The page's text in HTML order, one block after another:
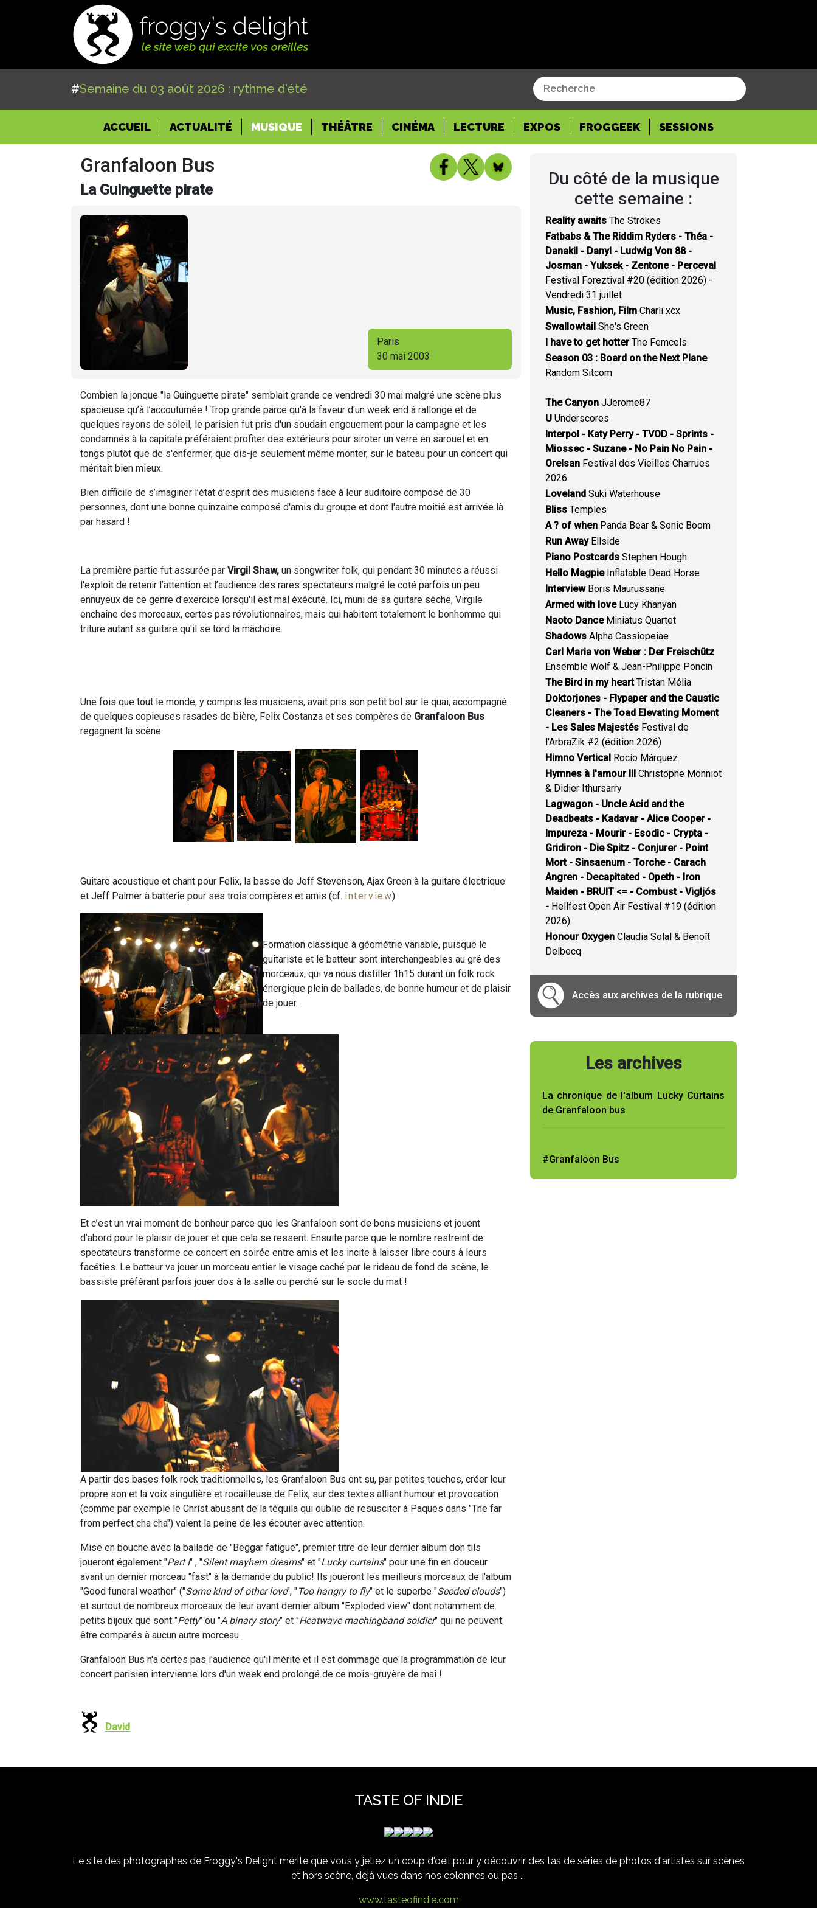
#Semaine du 03 août 2026 : rythme d'été
ACCUEIL(CURRENT)
ACTUALITÉ MUSIQUE THÉÂTRE CINÉMA LECTURE EXPOS FROGGEEK SESSIONS
Granfaloon Bus
La Guinguette pirate
Paris
30 mai 2003
Combien la jonque "la Guinguette pirate" semblait grande ce vendredi 30 mai malgré une scène plus
spacieuse qu’à l’accoutumée ! Trop grande parce qu'à la faveur d'un week end à rallonge et de
quelques rayons de soleil, le parisien fut pris d'un soudain engouement pour la campagne et les
condamnés à la capitale préféraient profiter des extérieurs pour siroter un verre en sarouel et en
tongs plutôt que de s'enfermer, que dis-je seulement même monter, sur le bateau pour un concert qui
méritait bien mieux.
Bien difficile de s’imaginer l’état d’esprit des musiciens face à leur auditoire composé de 30
personnes, dont une bonne quinzaine composé d'amis du groupe et dont l'autre moitié est arrivée là
par hasard !
La première partie fut assurée par Virgil Shaw, un songwriter folk, qui pendant 30 minutes a réussi
l'exploit de retenir l’attention et l’audience des rares spectateurs malgré le coté parfois un peu
ennuyeux de ce genre d'exercice lorsqu'il est mal éxécuté. Ici, muni de sa guitare sèche, Virgile
enchaîne des morceaux, certes pas révolutionnaires, mais qui habitent totalement le bonhomme qui
triture autant sa guitare qu'il se tord la mâchoire.
Une fois que tout le monde, y compris les musiciens, avait pris son petit bol sur le quai, accompagné
de quelques copieuses rasades de bière, Felix Costanza et ses compères de Granfaloon Bus
regagnent la scène.
Guitare acoustique et chant pour Felix, la basse de Jeff Stevenson, Ajax Green à la guitare électrique
et Jeff Palmer à batterie pour ses trois compères et amis (cf. interview).
Formation classique à géométrie variable, puisque le
guitariste et le batteur sont interchangeables au gré des
morceaux, qui va nous distiller 1h15 durant un folk rock
énergique plein de ballades, de bonne humeur et de plaisir
de jouer.
Et c’est un vrai moment de bonheur parce que les Granfaloon sont de bons musiciens et jouent
d’abord pour le plaisir de jouer et que cela se ressent. Ensuite parce que le nombre restreint de
spectateurs transforme ce concert en soirée entre amis et les incite à laisser libre cours à leurs
facéties. Le batteur va jouer un morceau entier le visage caché par le rideau de fond de scène, le
bassiste préférant parfois jouer dos à la salle ou perché sur le socle du mat !
A partir des bases folk rock traditionnelles, les Granfaloon Bus ont su, par petites touches, créer leur
propre son et la voix singulière et rocailleuse de Felix, sur des textes alliant humour et provocation
(comme par exemple le Christ abusant de la téquila qui oublie de resusciter à Paques dans "The far
from perfect cha cha") valent la peine de les écouter avec attention.
Mise en bouche avec la ballade de "Beggar fatigue", premier titre de leur dernier album don tils
joueront également "Part I" , "Silent mayhem dreams" et "Lucky curtains" pour une fin en douceur
avant un dernier morceau "fast" à la demande du public! Ils joueront les meilleurs morceaux de l'album
"Good funeral weather" ("Some kind of other love", "Too hangry to fly" et le superbe "Seeded clouds")
et surtout de nombreux morceaux de leur avant dernier album "Exploded view" dont notamment de
petits bijoux que sont "Petty" ou "A binary story" et "Heatwave machingband soldier" qui ne peuvent
être comparés à aucun autre morceau.
Granfaloon Bus n'a certes pas l'audience qu'il mérite et il est dommage que la programmation de leur
concert parisien intervienne lors d'un week end prolongé de ce mois-gruyère de mai !
David
Du côté de la musique
cette semaine :
Reality awaits The Strokes
Fatbabs & The Riddim Ryders - Théa -
Danakil - Danyl - Ludwig Von 88 -
Josman - Yuksek - Zentone - Perceval
Festival Foreztival #20 (édition 2026) -
Vendredi 31 juillet
Music, Fashion, Film Charli xcx
Swallowtail She's Green
I have to get hotterThe Femcels
Season 03 : Board on the Next Plane
Random Sitcom
The Canyon JJerome87
U Underscores
Interpol - Katy Perry - TVOD - Sprints -
Miossec - Suzane - No Pain No Pain -
Orelsan Festival des Vieilles Charrues
2026
Loveland Suki Waterhouse
Bliss Temples
A ? of when Panda Bear & Sonic Boom
Run AwayEllside
Piano Postcards Stephen Hough
Hello MagpieInflatable Dead Horse
InterviewBoris Maurussane
Armed with loveLucy Khanyan
Naoto DanceMiniatus Quartet
Shadows Alpha Cassiopeiae
Carl Maria von Weber : Der Freischütz
Ensemble Wolf & Jean-Philippe Poncin
The Bird in my heartTristan Mélia
Doktorjones - Flypaper and the Caustic
Cleaners - The Toad Elevating Moment
- Les Sales Majestés Festival de
l'ArbraZik #2 (édition 2026)
Himno Vertical Rocío Márquez
Hymnes à l'amour III Christophe Monniot
& Didier Ithursarry
Lagwagon - Uncle Acid and the
Deadbeats - Kadavar - Alice Cooper -
Impureza - Mourir - Esodic - Crypta -
Gridiron - Die Spitz - Conjurer - Point
Mort - Sinsaenum - Torche - Carach
Angren - Decapitated - Opeth - Iron
Maiden - BRUIT <= - Combust - Vigljós
- Hellfest Open Air Festival #19 (édition
2026)
Honour Oxygen Claudia Solal & Benoît
Delbecq
Accès aux archives de la rubrique
Les archives
La chronique de l'album Lucky Curtains
de Granfaloon bus
#Granfaloon Bus
TASTE OF INDIE
Le site des photographes de Froggy's Delight mérite que vous y jetiez un coup d'oeil pour y découvrir des tas de séries de photos d'artistes sur scènes
et hors scène, déjà vues dans nos colonnes ou pas ...
www.tasteofindie.com